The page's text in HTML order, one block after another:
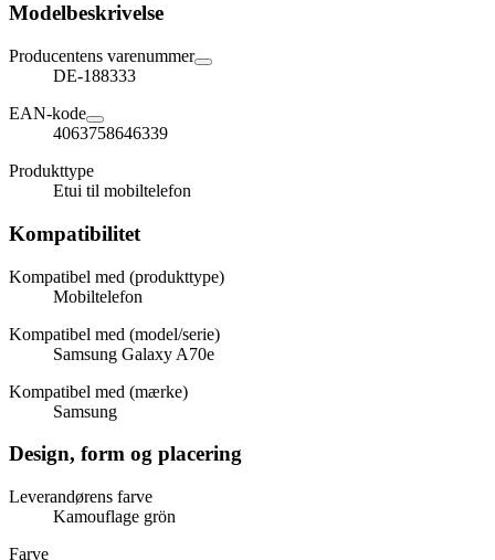
Modelbeskrivelse
Producentens varenummer
DE-188333
EAN-kode
4063758646339
Produkttype
Etui til mobiltelefon
Kompatibilitet
Kompatibel med (produkttype)
Mobiltelefon
Kompatibel med (model/serie)
Samsung Galaxy A70e
Kompatibel med (mærke)
Samsung
Design, form og placering
Leverandørens farve
Kamouflage grön
Farve